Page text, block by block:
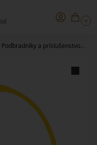
0
Podbradníky a príslušenstvo